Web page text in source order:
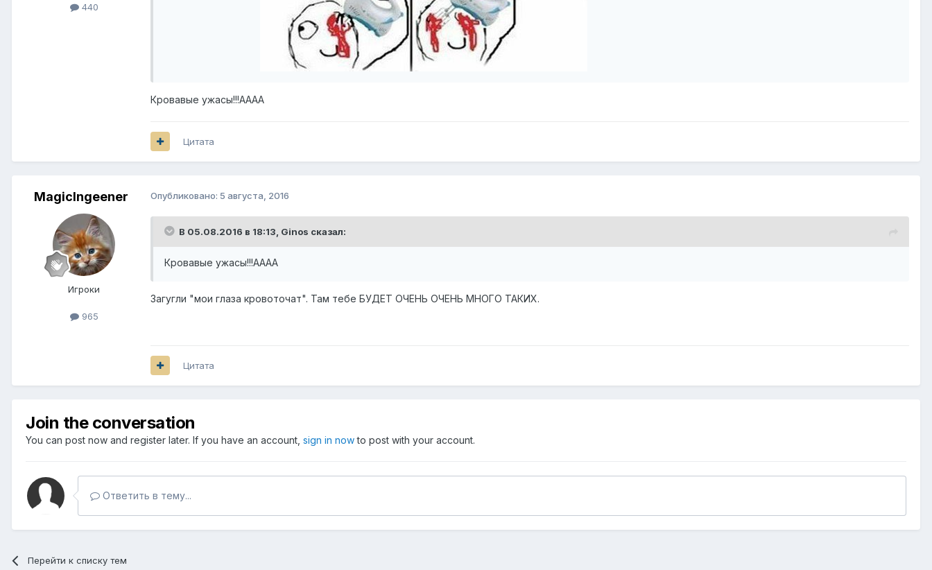
440
Кровавые ужасы!!!АААА
Цитата
MagicIngeener
Игроки
965
Опубликовано: 5 августа, 2016
В 05.08.2016 в 18:13, Ginos сказал:
Кровавые ужасы!!!АААА
Загугли "мои глаза кровоточат". Там тебе БУДЕТ ОЧЕНЬ ОЧЕНЬ МНОГО ТАКИХ.
Цитата
Join the conversation
You can post now and register later. If you have an account, sign in nowto post with your account.
Ответить в тему...
Перейти к списку тем